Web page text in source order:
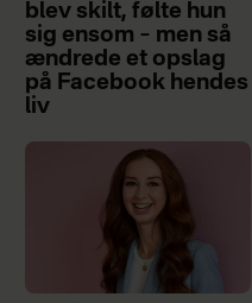
blev skilt, følte hun
sig ensom – men så
ændrede et opslag
på Facebook hendes
liv